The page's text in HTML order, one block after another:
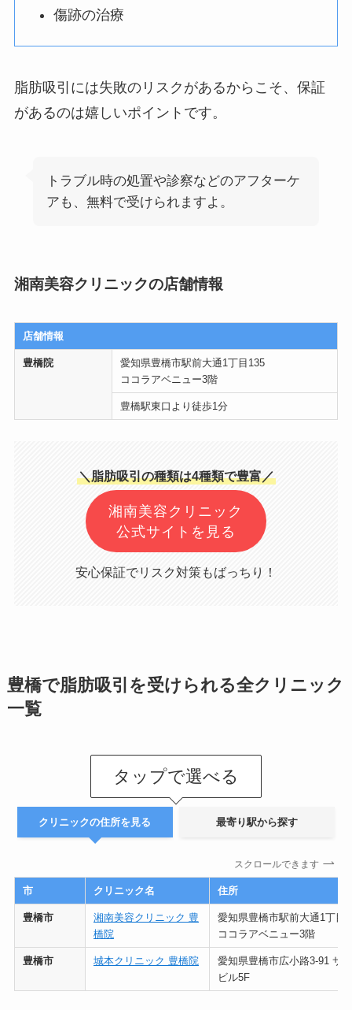
傷跡の治療
脂肪吸引には失敗のリスクがあるからこそ、保証
があるのは嬉しいポイントです。
トラブル時の処置や診察などのアフターケ
アも、無料で受けられますよ。
湘南美容クリニックの店舗情報
店舗情報
豊橋院
愛知県豊橋市駅前大通1丁目135
ココラアベニュー3階
豊橋駅東口より徒歩1分
＼脂肪吸引の種類は4種類で豊富／
湘南美容クリニック
公式サイトを見る
安心保証でリスク対策もばっちり！
豊橋で脂肪吸引を受けられる全クリニック
一覧
タップで選べる
クリニックの住所を見る 最寄り駅から探す
スクロールできます
市 クリニック名 住所
豊橋市
湘南美容クリニック 豊
橋院
愛知県豊橋市駅前大通1丁目
ココラアベニュー3階
豊橋市 城本クリニック 豊橋院
愛知県豊橋市広小路3-91 サ
ビル5F